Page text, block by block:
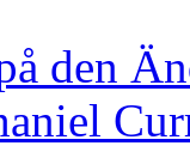
den